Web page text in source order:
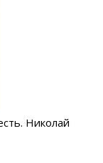
Николай